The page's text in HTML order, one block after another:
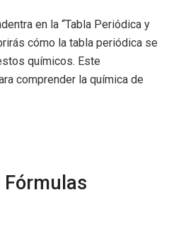
en la “Tabla Periódica y
cómo la tabla periódica se
químicos. Este
comprender la química de
Fórmulas